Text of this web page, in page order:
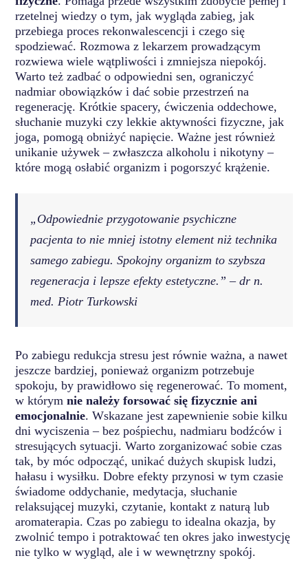
rzetelnej wiedzy o tym, jak wygląda zabieg, jak
przebiega proces rekonwalescencji i czego się
spodziewać. Rozmowa z lekarzem prowadzącym
rozwiewa wiele wątpliwości i zmniejsza niepokój.
Warto też zadbać o odpowiedni sen, ograniczyć
nadmiar obowiązków i dać sobie przestrzeń na
regenerację. Krótkie spacery, ćwiczenia oddechowe,
słuchanie muzyki czy lekkie aktywności fizyczne, jak
joga, pomogą obniżyć napięcie. Ważne jest również
unikanie używek – zwłaszcza alkoholu i nikotyny –
które mogą osłabić organizm i pogorszyć krążenie.
„Odpowiednie przygotowanie psychiczne
pacjenta to nie mniej istotny element niż technika
samego zabiegu. Spokojny organizm to szybsza
regeneracja i lepsze efekty estetyczne.” – dr n.
med. Piotr Turkowski
Po zabiegu redukcja stresu jest równie ważna, a nawet
jeszcze bardziej, ponieważ organizm potrzebuje
spokoju, by prawidłowo się regenerować. To moment,
w którymnie należy forsować się fizycznie ani
emocjonalnie. Wskazane jest zapewnienie sobie kilku
dni wyciszenia – bez pośpiechu, nadmiaru bodźców i
stresujących sytuacji. Warto zorganizować sobie czas
tak, by móc odpocząć, unikać dużych skupisk ludzi,
hałasu i wysiłku. Dobre efekty przynosi w tym czasie
świadome oddychanie, medytacja, słuchanie
relaksującej muzyki, czytanie, kontakt z naturą lub
aromaterapia. Czas po zabiegu to idealna okazja, by
zwolnić tempo i potraktować ten okres jako inwestycję
nie tylko w wygląd, ale i w wewnętrzny spokój.